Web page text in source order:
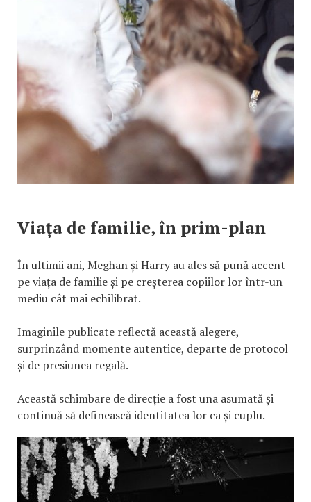
Viața de familie, în prim-plan
În ultimii ani, Meghan și Harry au ales să pună accent
pe viața de familie și pe creșterea copiilor lor într-un
mediu cât mai echilibrat.
Imaginile publicate reflectă această alegere,
surprinzând momente autentice, departe de protocol
și de presiunea regală.
Această schimbare de direcție a fost una asumată și
continuă să definească identitatea lor ca și cuplu.